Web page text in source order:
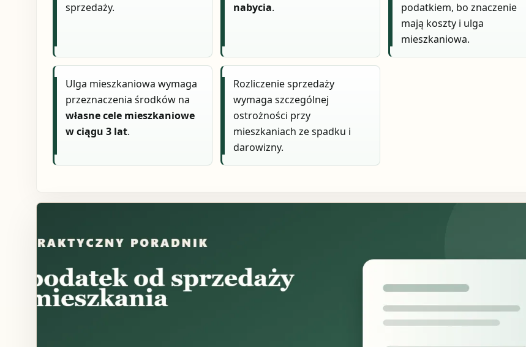
sprzedaży.
nabycia.
podatkiem, bo znaczenie
mają koszty i ulga
mieszkaniowa.
Ulga mieszkaniowa wymaga
przeznaczenia środków na
własne cele mieszkaniowe
w ciągu 3 lat.
Rozliczenie sprzedaży
wymaga szczególnej
ostrożności przy
mieszkaniach ze spadku i
darowizny.